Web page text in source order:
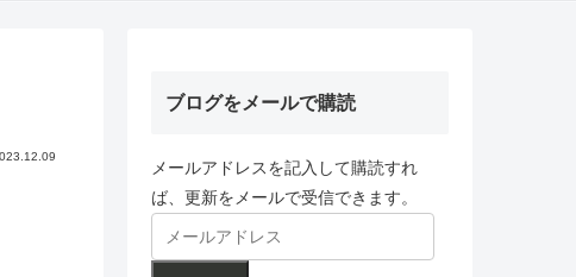
ブログをメールで購読
メールアドレスを記入して購読すれ
ば、更新をメールで受信できます。